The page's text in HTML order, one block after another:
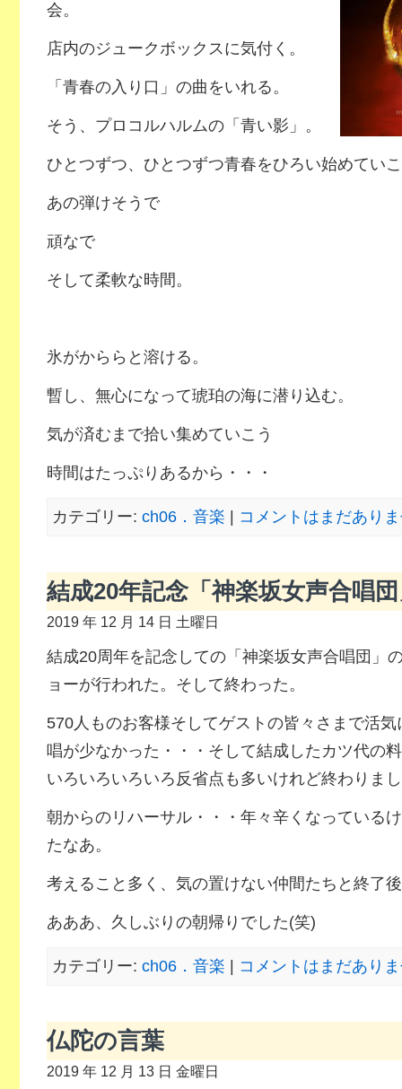
会。
店内のジュークボックスに気付く。
「青春の入り口」の曲をいれる。
そう、プロコルハルムの「青い影」。
ひとつずつ、ひとつずつ青春をひろい始めてい
あの弾けそうで
頑なで
そして柔軟な時間。
氷がかららと溶ける。
暫し、無心になって琥珀の海に潜り込む。
気が済むまで拾い集めていこう
時間はたっぷりあるから・・・
カテゴリー: ch06．音楽 コメントはまだあり
結成20年記念「神楽坂女声合唱
2019 年 12 月 14 日 土曜日
結成20周年を記念しての「神楽坂女声合唱団」
ョーが行われた。そして終わった。
570人ものお客様そしてゲストの皆々さまで活
唱が少なかった・・・そして結成したカツ代の
いろいろいろいろ反省点も多いけれど終わりま
朝からのリハーサル・・・年々辛くなっている
たなあ。
考えること多く、気の置けない仲間たちと終了
あああ、久しぶりの朝帰りでした(笑)
カテゴリー: ch06．音楽 コメントはまだあり
仏陀の言葉
2019 年 12 月 13 日 金曜日